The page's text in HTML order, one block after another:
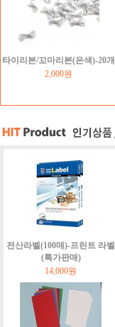
타이리본/꼬마리본(은색)-20개
2,000원
전산라벨(100매)-프린트 라벨
(특가판매)
14,000원